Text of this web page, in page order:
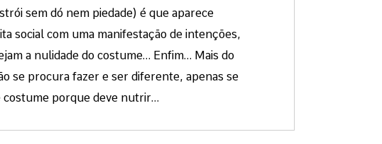
sem dó nem piedade) é que aparece
social com uma manifestação de intenções,
a nulidade do costume… Enfim… Mais do
se procura fazer e ser diferente, apenas se
costume porque deve nutrir…